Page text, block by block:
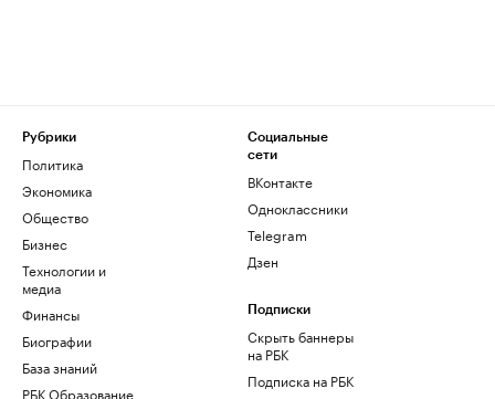
Рубрики
Политика
Экономика
Общество
Бизнес
Технологии и
медиа
Финансы
Биографии
База знаний
РБК Образование
Социальные
сети
ВКонтакте
Одноклассники
Telegram
Дзен
Подписки
Скрыть баннеры
на РБК
Подписка на РБК